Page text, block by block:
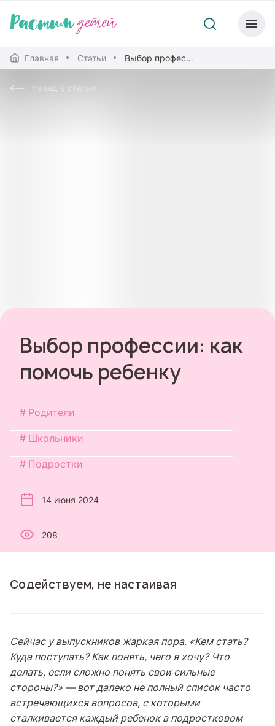
Главная Статьи Выбор профессии: как помочь ребенку
Назад в статьи
Выбор профессии: как
помочь ребенку
Родители
Школьники
Подростки
14 июня 2024
208
Содействуем, не настаивая
Сейчас у выпускников жаркая пора. «Кем стать?
Куда поступать? Как понять, чего я хочу? Что
делать, если сложно понять свои сильные
стороны?» — вот далеко не полный список часто
встречающихся вопросов, с которыми
сталкивается каждый ребенок в подростковом